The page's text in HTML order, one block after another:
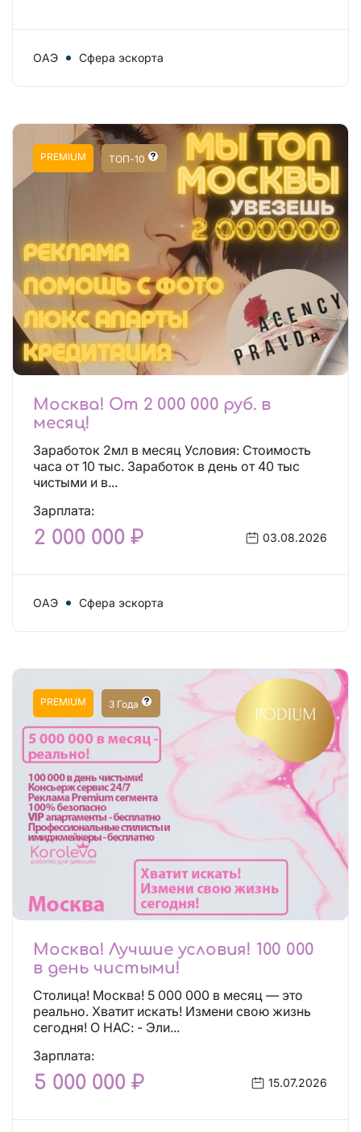
ОАЭ Сфера эскорта
PREMIUM ТОП-10
Москва! От 2 000 000 руб. в
месяц!
Заработок 2мл в месяц Условия: Стоимость
часа от 10 тыс. Заработок в день от 40 тыс
чистыми и в...
Зарплата:
2 000 000 ₽ 03.08.2026
ОАЭ Сфера эскорта
PREMIUM 3 Года
Москва! Лучшие условия! 100 000
в день чистыми!
Столица! Москва! 5 000 000 в месяц — это
реально. Хватит искать! Измени свою жизнь
сегодня! О НАС: - Эли...
Зарплата:
5 000 000 ₽ 15.07.2026